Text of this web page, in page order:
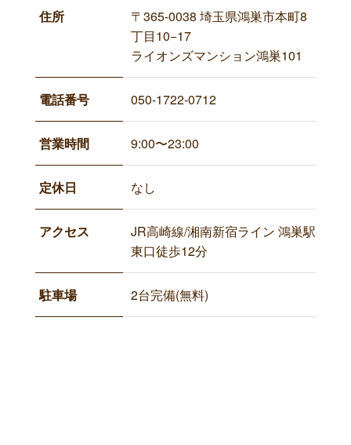
住所
〒365-0038 埼玉県鴻巣市本町8
丁目10−17
ライオンズマンション鴻巣101
電話番号 050-1722-0712
営業時間 9:00〜23:00
定休日 なし
アクセス
JR高崎線/湘南新宿ライン 鴻巣駅
東口徒歩12分
駐車場 2台完備(無料)